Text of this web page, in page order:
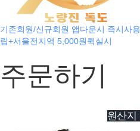
기존회원/신규회원 앱다운시 즉시사
립+서울전지역 5,000원퀵실시
주문하기
원산지